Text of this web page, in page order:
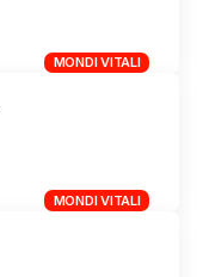
MONDI VITALI
MONDI VITALI